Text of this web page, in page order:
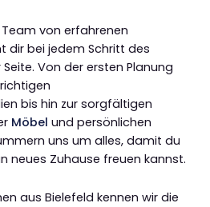
von erfahrenen
dir bei jedem Schritt des
Von der ersten Planung
bis hin zur sorgfältigen
Möbel und persönlichen
uns um alles, damit du
neues Zuhause freuen kannst.
aus Bielefeld kennen wir die